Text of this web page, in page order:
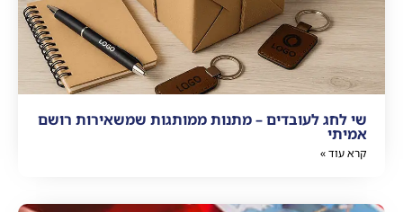
שי לחג לעובדים – מתנות ממותגות שמשאירות רושם
אמיתי
קרא עוד »